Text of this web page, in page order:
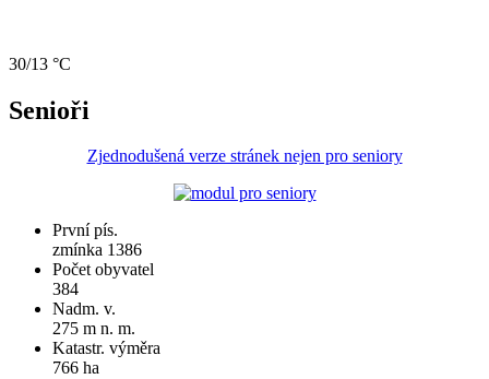
30/13 °C
Senioři
Zjednodušená verze stránek nejen pro seniory
První pís.
zmínka 1386
Počet obyvatel
384
Nadm. v.
275 m n. m.
Katastr. výměra
766 ha